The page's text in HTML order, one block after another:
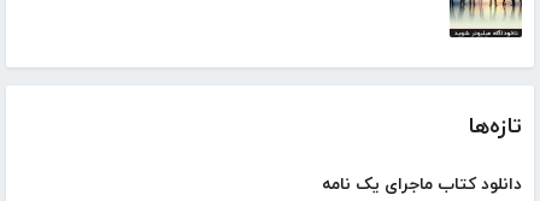
تازه‌ها
دانلود کتاب ماجرای یک نامه